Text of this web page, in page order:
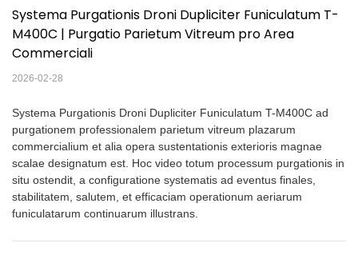
Systema Purgationis Droni Dupliciter Funiculatum T-
M400C | Purgatio Parietum Vitreum pro Area
Commerciali
2026-02-28
Systema Purgationis Droni Dupliciter Funiculatum T-M400C ad
purgationem professionalem parietum vitreum plazarum
commercialium et alia opera sustentationis exterioris magnae
scalae designatum est. Hoc video totum processum purgationis in
situ ostendit, a configuratione systematis ad eventus finales,
stabilitatem, salutem, et efficaciam operationum aeriarum
funiculatarum continuarum illustrans.